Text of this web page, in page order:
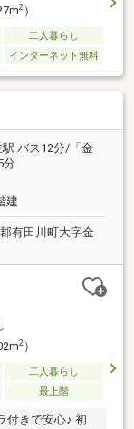
2）
二人暮らし
インターネット無料
バス12分/「金
分
建
有田川町大字金
2）
二人暮らし
最上階
付きで安心♪ 初